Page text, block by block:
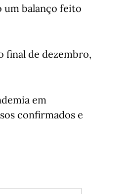
um balanço feito
final de dezembro,
em
confirmados e